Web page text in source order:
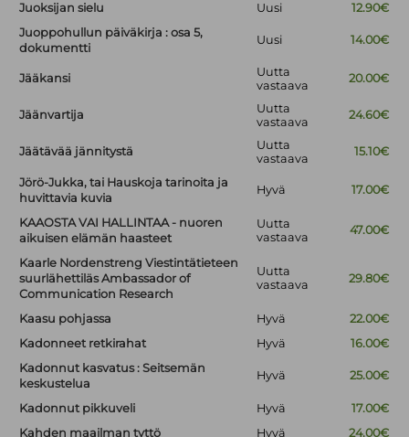
Juoksijan sielu Uusi
12.90€
Juoppohullun päiväkirja : osa 5,
dokumentti
Uusi 14.00€
Jääkansi
Uutta
vastaava
20.00€
Jäänvartija
Uutta
vastaava
24.60€
Jäätävää jännitystä
Uutta
vastaava
15.10€
Jörö-Jukka, tai Hauskoja tarinoita ja
huvittavia kuvia
Hyvä 17.00€
KAAOSTA VAI HALLINTAA - nuoren
aikuisen elämän haasteet
Uutta
vastaava
47.00€
Kaarle Nordenstreng Viestintätieteen
suurlähettiläs Ambassador of
Communication Research
Uutta
vastaava
29.80€
Kaasu pohjassa Hyvä
22.00€
Kadonneet retkirahat
Hyvä
16.00€
Kadonnut kasvatus : Seitsemän
keskustelua
Hyvä 25.00€
Kadonnut pikkuveli Hyvä
17.00€
Kahden maailman tyttö
Hyvä 24.00€